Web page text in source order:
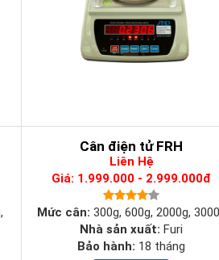
chờ đợi của bạn và cho phép bạn di
cơ bản của bạn và doanh nghiệp.
Cân điện tử FRH
Liên Hệ
Giá: 1.999.000 - 2.999.000đ
Mức cân: 300g, 600g, 2000g,
Nhà sản xuất:Furi
Bảo hành: 18 tháng